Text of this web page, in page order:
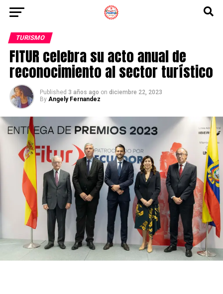
TURISMO
FITUR celebra su acto anual de
reconocimiento al sector turístico
Published 3 años ago on diciembre 22, 2023
By Angely Fernandez